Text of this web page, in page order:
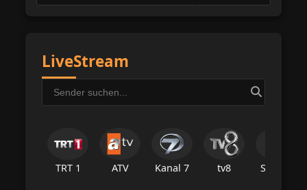
LiveStream
TRT 1 ATV Kanal 7 tv8 Star Tv